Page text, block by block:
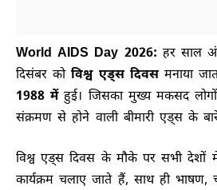
World AIDS Day 2026: हर साल
दिसंबर कोविश्व एड्स दिवसमनाया
1988 मेंहुई। जिसका मुख्य मकसद
संक्रमण से होने वाली बीमारी एड्स के
विश्व एड्स दिवस के मौके पर सभी
कार्यक्रम चलाए जाते हैं, साथ ही भाषण,